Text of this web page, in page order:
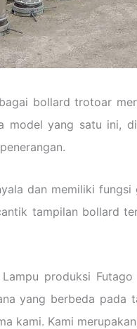
bollard trotoar
yang satu ini,
dan memiliki
tampilan bollard
produksi
yang berbeda
kami. Kami